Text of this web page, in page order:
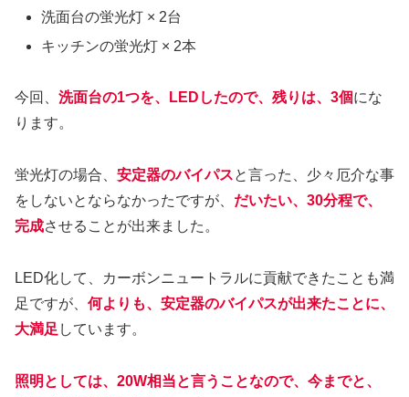
洗面台の蛍光灯 × 2台
キッチンの蛍光灯 × 2本
今回、 洗面台の1つを、LEDしたので、残りは、3個にな
ります。
蛍光灯の場合、 安定器のバイパスと言った、少々厄介な事
をしないとならなかったですが、 だいたい、30分程で、
完成させることが出来ました。
LED化して、カーボンニュートラルに貢献できたことも満
足ですが、 何よりも、安定器のバイパスが出来たことに、
大満足 しています。
照明としては、20W相当と言うことなので、今までと、